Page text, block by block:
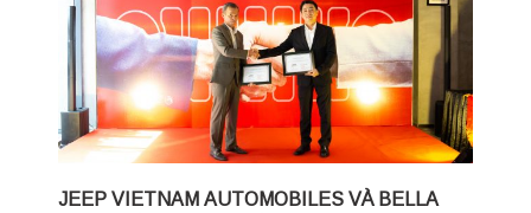
JEEP VIETNAM AUTOMOBILES VÀ BELLA